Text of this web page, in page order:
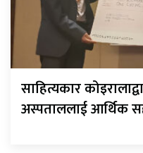
साहित्यकार
अस्पताललाई आर्थिक